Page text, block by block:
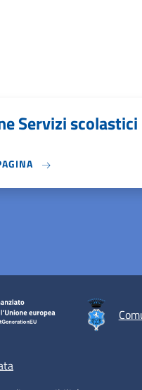
Servizi scolastici
menu